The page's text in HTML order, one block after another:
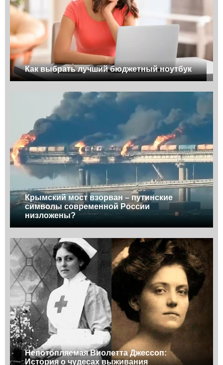
Как выбрать лучший бюджетный ноутбук
Крымский мост взорван – путинские
символы современной России
низложены?
Непотопляемая Виолетта Джессоп:
История о чудесах выживания